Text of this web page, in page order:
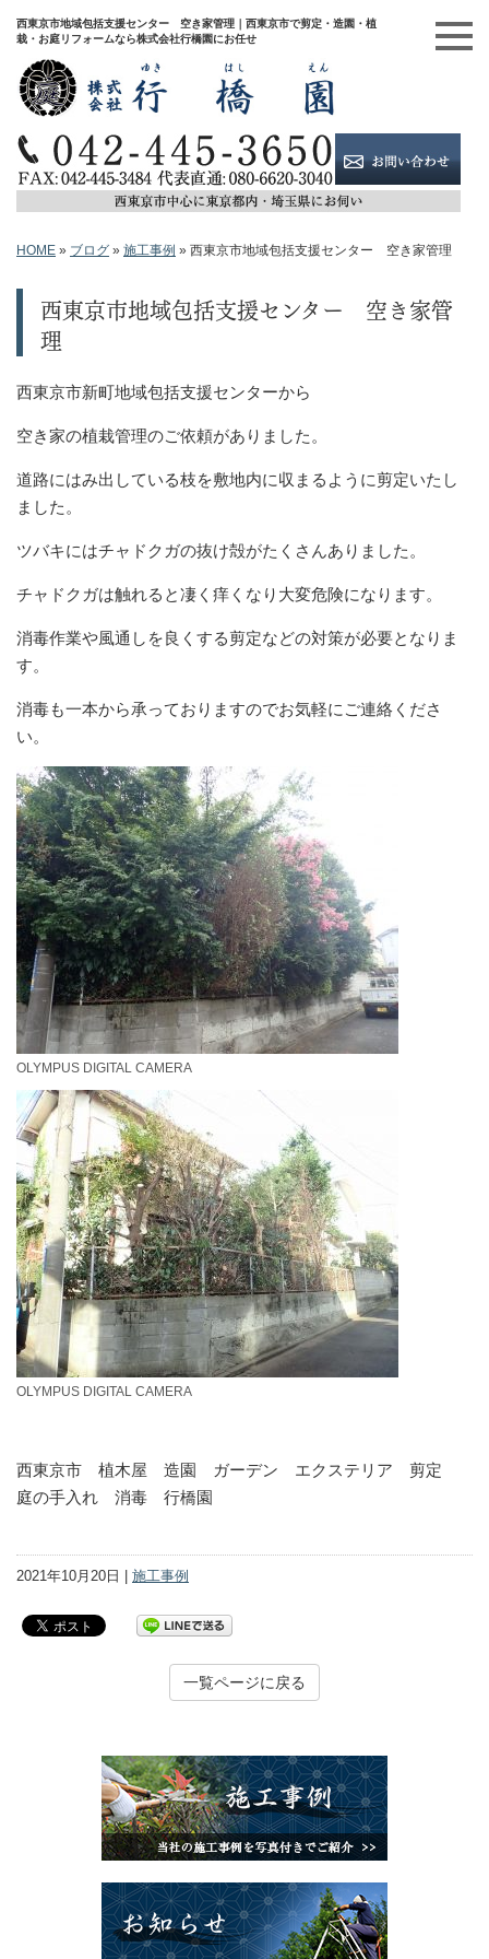
西東京市地域包括支援センター 空き家管理｜西東京市で剪定・造園・植
栽・お庭リフォームなら株式会社行橋園にお任せ
HOME » ブログ » 施工事例 » 西東京市地域包括支援センター 空き家管理
西東京市地域包括支援センター 空き家管
理
西東京市新町地域包括支援センターから
空き家の植栽管理のご依頼がありました。
道路にはみ出している枝を敷地内に収まるように剪定いたし
ました。
ツバキにはチャドクガの抜け殻がたくさんありました。
チャドクガは触れると凄く痒くなり大変危険になります。
消毒作業や風通しを良くする剪定などの対策が必要となりま
す。
消毒も一本から承っておりますのでお気軽にご連絡くださ
い。
OLYMPUS DIGITAL CAMERA
OLYMPUS DIGITAL CAMERA
西東京市 植木屋 造園 ガーデン エクステリア 剪定
庭の手入れ 消毒 行橋園
2021年10月20日 | 施工事例
一覧ページに戻る